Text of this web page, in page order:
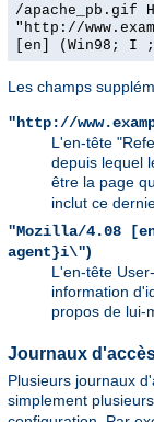
/apache_pb.gif
"http://
[en] (Win98; I
Les champs
"http://
L'en-tête
depuis lequel
être la page
inclut ce
"Mozilla/4.08
agent}i\")
L'en-tête
information
propos de lui-
Journaux
Plusieurs journaux
simplement